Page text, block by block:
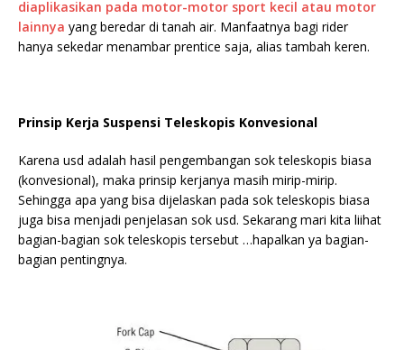
diaplikasikan pada motor-motor sport kecil atau motor
lainnya yang beredar di tanah air. Manfaatnya bagi rider
hanya sekedar menambar prentice saja, alias tambah keren.
Prinsip Kerja Suspensi Teleskopis Konvesional
Karena usd adalah hasil pengembangan sok teleskopis biasa
(konvesional), maka prinsip kerjanya masih mirip-mirip.
Sehingga apa yang bisa dijelaskan pada sok teleskopis biasa
juga bisa menjadi penjelasan sok usd. Sekarang mari kita liihat
bagian-bagian sok teleskopis tersebut …hapalkan ya bagian-
bagian pentingnya.